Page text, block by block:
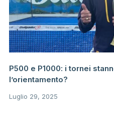
P500 e P1000: i tornei
l’orientamento?
Luglio 29, 2025